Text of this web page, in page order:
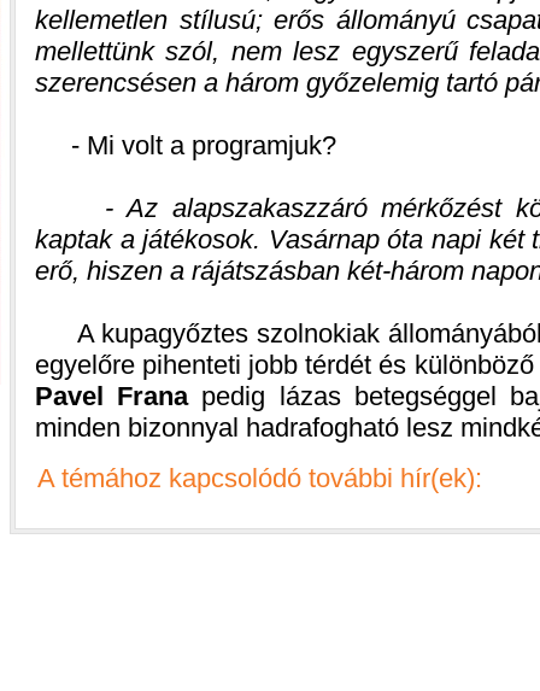
kellemetlen stílusú; erős állományú
mellettünk szól, nem lesz egyszerű
szerencsésen a három győzelemig tartó
- Mi volt a programjuk?
- Az alapszakaszzáró mérkőzést
kaptak a játékosok. Vasárnap óta napi két
erő, hiszen a rájátszásban két-három
A kupagyőztes szolnokiak
egyelőre pihenteti jobb térdét és
Pavel Franapedig lázas betegséggel
minden bizonnyal hadrafogható lesz
A témához kapcsolódó további hír(ek):